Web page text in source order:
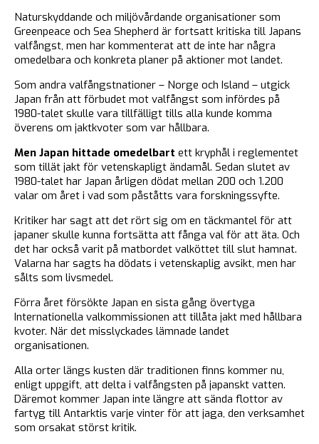
Naturskyddande och miljövårdande organisationer som
Greenpeace och Sea Shepherd är fortsatt kritiska till Japans
valfångst, men har kommenterat att de inte har några
omedelbara och konkreta planer på aktioner mot landet.
Som andra valfångstnationer – Norge och Island – utgick
Japan från att förbudet mot valfångst som infördes på
1980-talet skulle vara tillfälligt tills alla kunde komma
överens om jaktkvoter som var hållbara.
Men Japan hittade omedelbart ett kryphål i reglementet
som tillät jakt för vetenskapligt ändamål. Sedan slutet av
1980-talet har Japan årligen dödat mellan 200 och 1.200
valar om året i vad som påståtts vara forskningssyfte.
Kritiker har sagt att det rört sig om en täckmantel för att
japaner skulle kunna fortsätta att fånga val för att äta. Och
det har också varit på matbordet valköttet till slut hamnat.
Valarna har sagts ha dödats i vetenskaplig avsikt, men har
sålts som livsmedel.
Förra året försökte Japan en sista gång övertyga
Internationella valkommissionen att tillåta jakt med hållbara
kvoter. När det misslyckades lämnade landet
organisationen.
Alla orter längs kusten där traditionen finns kommer nu,
enligt uppgift, att delta i valfångsten på japanskt vatten.
Däremot kommer Japan inte längre att sända flottor av
fartyg till Antarktis varje vinter för att jaga, den verksamhet
som orsakat störst kritik.